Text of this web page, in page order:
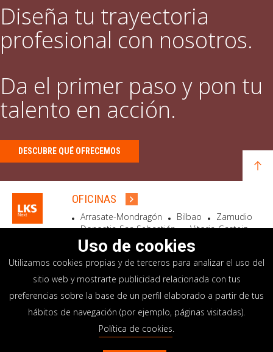
Diseña tu trayectoria
profesional con nosotros.
Da el primer paso y pon tu
talento en acción.
DESCUBRE QUÉ OFRECEMOS
OFICINAS
Arrasate-Mondragón Bilbao
Zamudio
Donostia-San Sebastián
Vitoria-Gasteiz
Madrid
El Astillero Bidart
SEDE SOCIAL
Goiru, 7 Arrasate-Mondragón
CP 20500 GIPUZKOA – SPAIN
+34 900 84 14 14
info@lksnext.com
Uso de cookies
Utilizamos cookies propias y de terceros para analizar el uso del
sitio web y mostrarte publicidad relacionada con tus
preferencias sobre la base de un perfil elaborado a partir de tus
hábitos de navegación (por ejemplo, páginas visitadas).
Política de cookies.